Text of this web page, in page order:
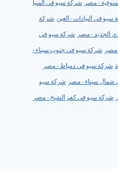
- مصر شركة سيو في المنيا
سيو في النيادات - العين شركة
الجديد - مصر شركة سيو في
مصر شركة سيو في جنوب سيناء -
شركة سيو في دمياط - مصر
سيناء - مصر شركة سيو
شركة سيو في كفر الشيخ - مصر